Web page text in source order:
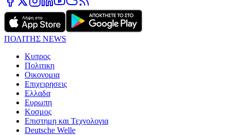
ΠΟΛΙΤΗΣ NEWS
Κυπρος
Πολιτικη
Οικονομια
Επιχειρησεις
Ελλαδα
Ευρωπη
Κοσμος
Επιστημη και Τεχνολογια
Deutsche Welle